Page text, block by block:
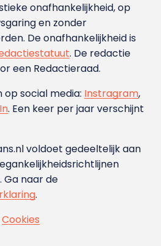
onafhankelijkheid, op
en zonder
De onafhankelijkheid is
. De redactie
een Redactieraad.
op social media: Instragram,
. Een keer per jaar verschijnt
voldoet gedeeltelijk aan
Ga naar de
.
Cookies